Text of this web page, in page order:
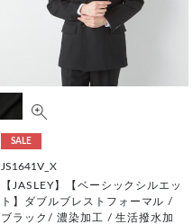
SALE
JS1641V_X
【JASLEY】【ベーシックシルエッ
ト】ダブルブレストフォーマル /
ブラック/ 濃染加工 / 生活撥水加